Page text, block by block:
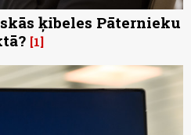
ķibeles Pāternieku
1